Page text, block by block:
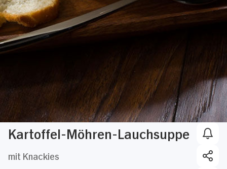
Kartoffel-Möhren-Lauchsuppe
mit Knackies